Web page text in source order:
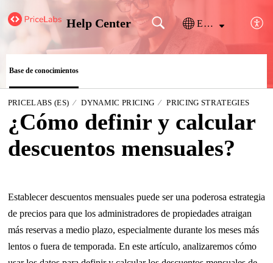
Help Center Español (España)
Base de conocimientos
PRICELABS (ES) DYNAMIC PRICING PRICING STRATEGIES
¿Cómo definir y calcular
descuentos mensuales?
Establecer descuentos mensuales puede ser una poderosa estrategia
de precios para que los administradores de propiedades atraigan
más reservas a medio plazo, especialmente durante los meses más
lentos o fuera de temporada. En este artículo, analizaremos cómo